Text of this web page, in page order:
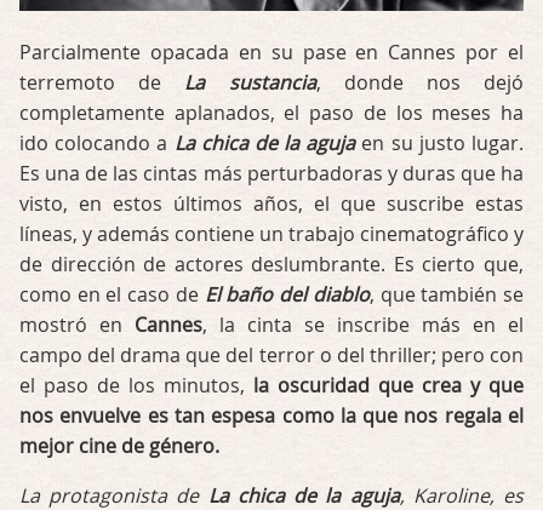
Parcialmente opacada en su pase en Cannes por el
terremoto de La sustancia, donde nos dejó
completamente aplanados, el paso de los meses ha
ido colocando a La chica de la agujaen su justo lugar.
Es una de las cintas más perturbadoras y duras que ha
visto, en estos últimos años, el que suscribe estas
líneas, y además contiene un trabajo cinematográfico y
de dirección de actores deslumbrante. Es cierto que,
como en el caso de El baño del diablo, que también se
mostró en Cannes, la cinta se inscribe más en el
campo del drama que del terror o del thriller; pero con
el paso de los minutos, la oscuridad que crea y que
nos envuelve es tan espesa como la que nos regala el
mejor cine de género.
La protagonista deLa chica de la aguja, Karoline, es